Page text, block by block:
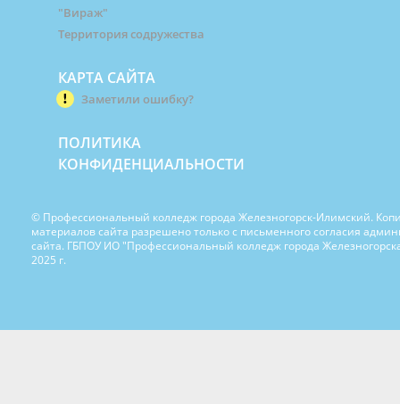
"Вираж"
Территория содружества
КАРТА САЙТА
Заметили ошибку?
ПОЛИТИКА
КОНФИДЕНЦИАЛЬНОСТИ
© Профессиональный колледж города Железногорск-Илимский.
материалов сайта разрешено только с письменного согласия
сайта. ГБПОУ ИО "Профессиональный колледж города
2025 г.